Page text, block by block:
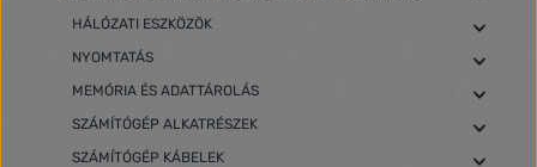
HÁLÓZATI ESZKÖZÖK
NYOMTATÁS
MEMÓRIA ÉS ADATTÁROLÁS
SZÁMÍTÓGÉP ALKATRÉSZEK
SZÁMÍTÓGÉP KÁBELEK